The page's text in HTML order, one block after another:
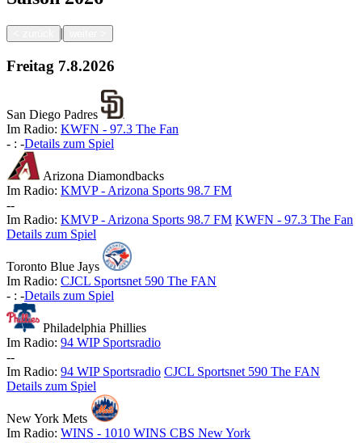
|
Freitag 7.8.2026
San Diego Padres
Im Radio: KWFN - 97.3 The Fan
- : -Details zum Spiel
Arizona Diamondbacks
Im Radio: KMVP - Arizona Sports 98.7 FM
--
Im Radio: KMVP - Arizona Sports 98.7 FM KWFN - 97.3 The Fan
Details zum Spiel
Toronto Blue Jays
Im Radio: CJCL Sportsnet 590 The FAN
- : -Details zum Spiel
Philadelphia Phillies
Im Radio: 94 WIP Sportsradio
--
Im Radio: 94 WIP Sportsradio CJCL Sportsnet 590 The FAN
Details zum Spiel
New York Mets
Im Radio: WINS - 1010 WINS CBS New York